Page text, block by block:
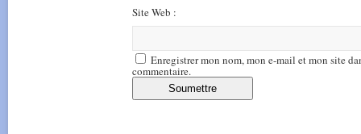
Site Web :
Enregistrer mon nom, mon e-mail et mon site
commentaire.